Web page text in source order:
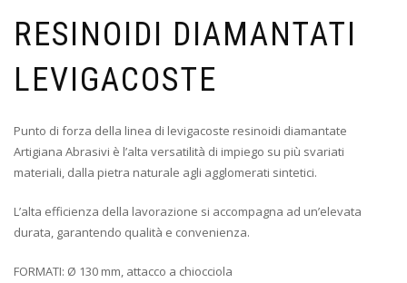
RESINOIDI DIAMANTATI
LEVIGACOSTE
Punto di forza della linea di levigacoste resinoidi diamantate
Artigiana Abrasivi è l’alta versatilità di impiego su più svariati
materiali, dalla pietra naturale agli agglomerati sintetici.
L’alta efficienza della lavorazione si accompagna ad un’elevata
durata, garantendo qualità e convenienza.
FORMATI: Ø 130 mm, attacco a chiocciola